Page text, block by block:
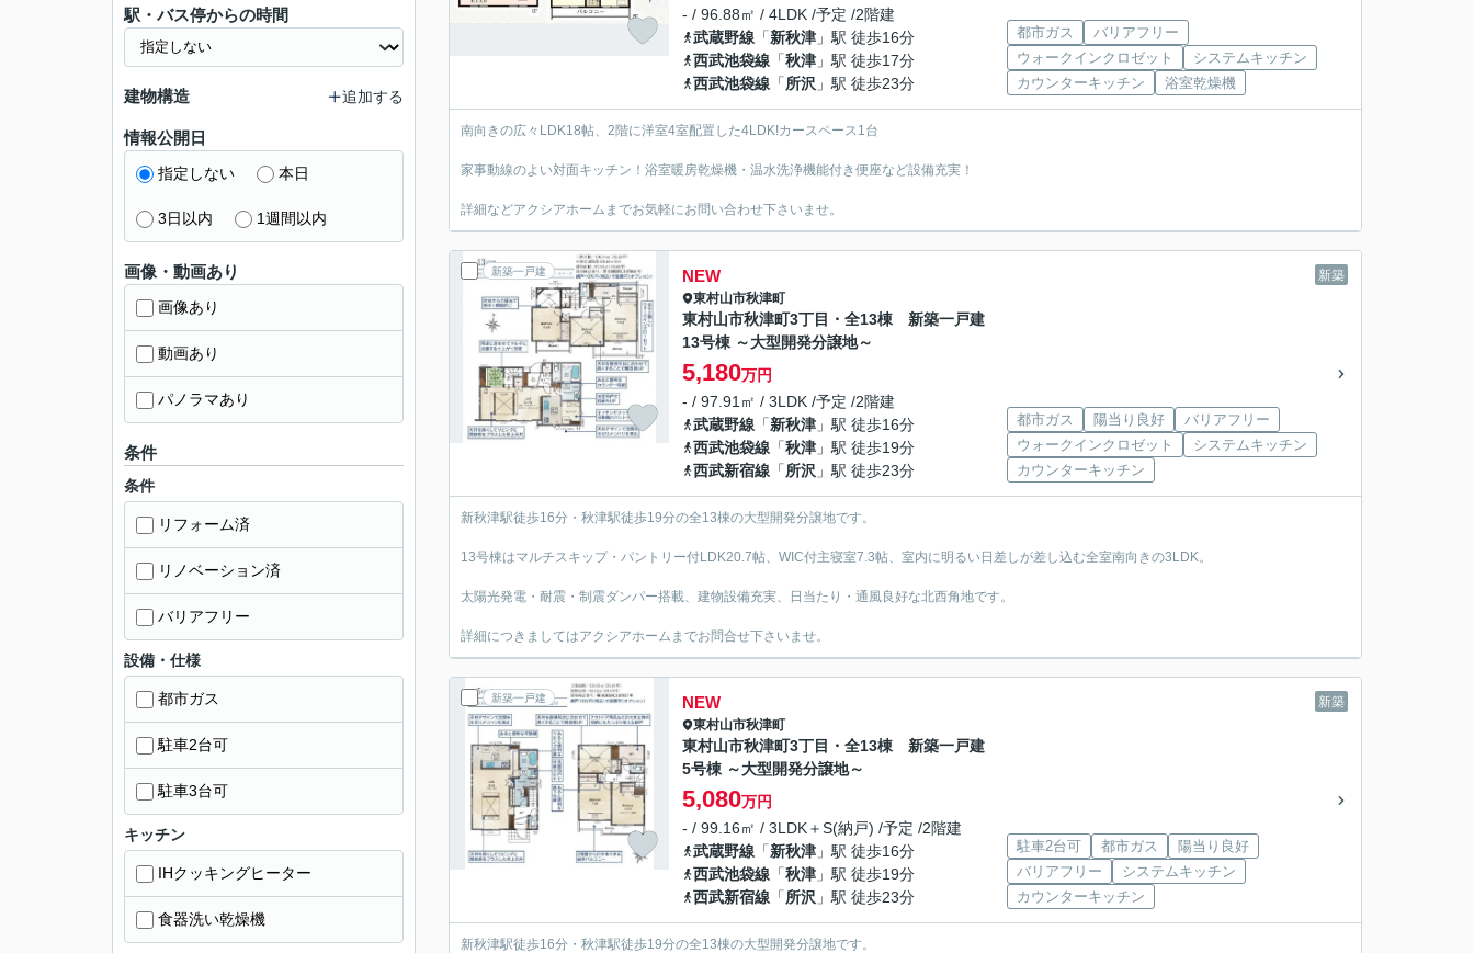
- / 96.88㎡ / 4LDK /予定 /2階建
武蔵野線 「新秋津 」駅 徒歩16分
西武池袋線 「秋津 」駅 徒歩17分
西武池袋線 「所沢 」駅 徒歩23分
都市ガス
バリアフリー
ウォークインクロゼット
システムキッチン
カウンターキッチン
浴室乾燥機
南向きの広々LDK18帖、2階に洋室4室配置した4LDK!カースペース1台
家事動線のよい対面キッチン！浴室暖房乾燥機・温水洗浄機能付き便座など設備充実！
詳細などアクシアホームまでお気軽にお問い合わせ下さいませ。
新築一戸建 新築
NEW
東村山市秋津町
東村山市秋津町3丁目・全13棟 新築一戸建
13号棟 ～大型開発分譲地～
5,180万円
- / 97.91㎡ / 3LDK /予定 /2階建
武蔵野線 「新秋津 」駅 徒歩16分
西武池袋線 「秋津 」駅 徒歩19分
西武新宿線 「所沢 」駅 徒歩23分
都市ガス 陽当り良好
バリアフリー
ウォークインクロゼット
システムキッチン
カウンターキッチン
新秋津駅徒歩16分・秋津駅徒歩19分の全13棟の大型開発分譲地です。
13号棟はマルチスキップ・パントリー付LDK20.7帖、WIC付主寝室7.3帖、室内に明るい日差しが差し込む全室南向きの3LDK。
太陽光発電・耐震・制震ダンパー搭載、建物設備充実、日当たり・通風良好な北西角地です。
詳細につきましてはアクシアホームまでお問合せ下さいませ。
新築一戸建 新築
NEW
東村山市秋津町
東村山市秋津町3丁目・全13棟 新築一戸建
5号棟 ～大型開発分譲地～
5,080万円
- / 99.16㎡ / 3LDK＋S(納戸) /予定 /2階建
武蔵野線 「新秋津 」駅 徒歩16分
西武池袋線 「秋津 」駅 徒歩19分
西武新宿線 「所沢 」駅 徒歩23分
駐車2台可 都市ガス
陽当り良好
バリアフリー
システムキッチン
カウンターキッチン
新秋津駅徒歩16分・秋津駅徒歩19分の全13棟の大型開発分譲地です。
駅・バス停からの時間
建物構造 追加する
情報公開日
指定しない 本日
3日以内 1週間以内
画像・動画あり
画像あり
動画あり
パノラマあり
条件
条件
リフォーム済
リノベーション済
バリアフリー
設備・仕様
都市ガス
駐車2台可
駐車3台可
キッチン
IHクッキングヒーター
食器洗い乾燥機